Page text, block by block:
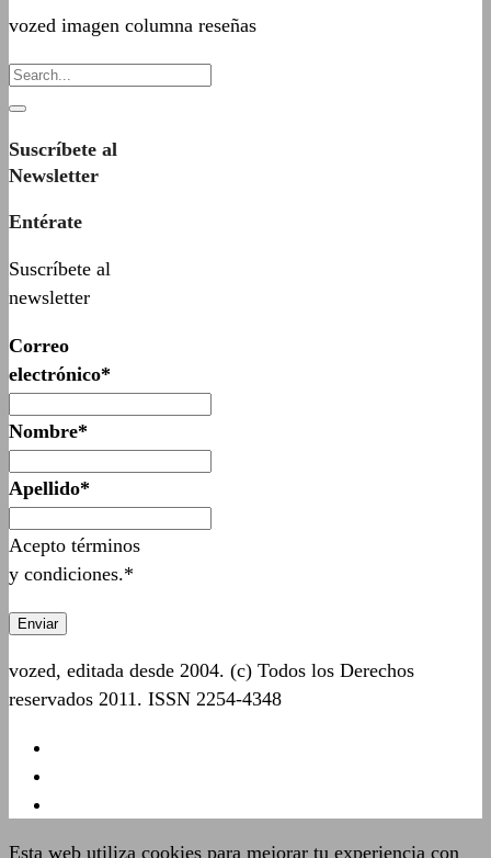
vozed imagen columna reseñas
Suscríbete al
Newsletter
Entérate
Suscríbete al
newsletter
Correo
electrónico*
Nombre*
Apellido*
Acepto términos
y condiciones.*
vozed, editada desde 2004. (c) Todos los Derechos
reservados 2011. ISSN 2254-4348
Esta web utiliza cookies para mejorar tu experiencia con